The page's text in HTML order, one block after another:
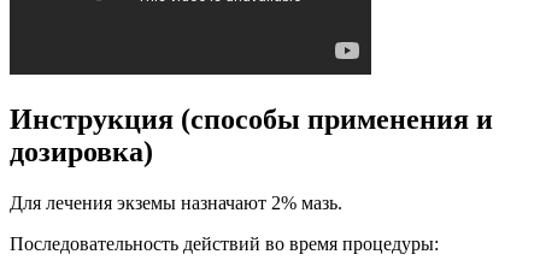
Инструкция (способы применения и
дозировка)
Для лечения экземы назначают 2% мазь.
Последовательность действий во время процедуры: